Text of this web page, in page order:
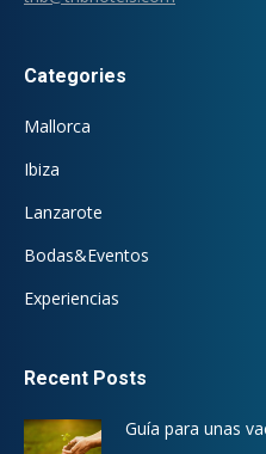
Categories
Mallorca
Ibiza
Lanzarote
Bodas&Eventos
Experiencias
Recent Posts
Guía para unas